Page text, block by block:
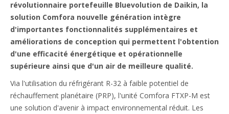
révolutionnaire portefeuille Bluevolution de Daikin, la
solution Comfora nouvelle génération intègre
d'importantes fonctionnalités supplémentaires et
améliorations de conception qui permettent l'obtention
d'une efficacité énergétique et opérationnelle
supérieure ainsi que d'un air de meilleure qualité.
Via l'utilisation du réfrigérant R-32 à faible potentiel de
réchauffement planétaire (PRP), l'unité Comfora FTXP-M est
une solution d'avenir à impact environnemental réduit. Les